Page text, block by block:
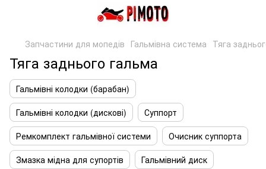
Запчастини для мопедів Гальмівна система Тяга
Тяга заднього гальма
Гальмівні колодки (барабан)
Гальмівні колодки (дискові)
Суппорт
Ремкомплект гальмівної системи
Очисник суппорта
Змазка мідна для супортів
Гальмівний диск